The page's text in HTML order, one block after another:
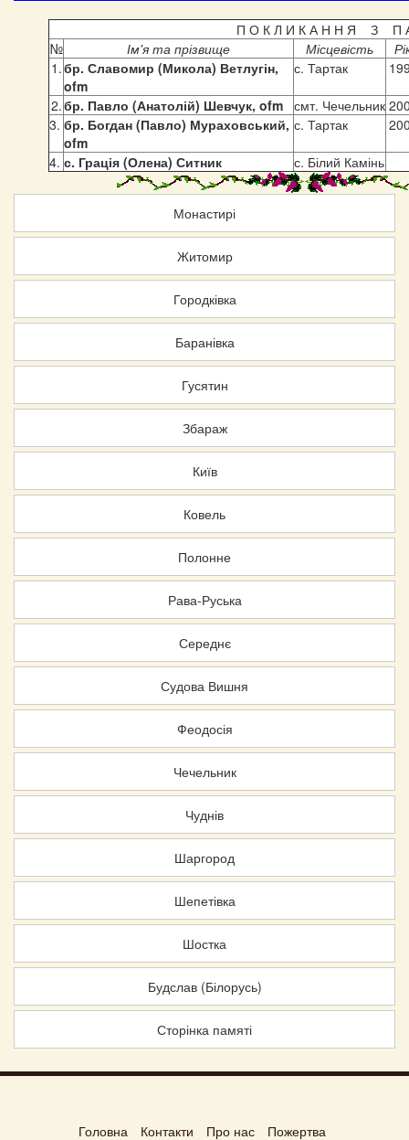
П О К Л И К А Н Н Я З П А
№
Ім'я та прізвище Місцевість
1.бр. Славомир (Микола) Ветлугін,
ofm
с. Тартак
2.бр. Павло (Анатолій) Шевчук, ofm смт. Чечельник
3. бр. Богдан (Павло) Мураховський,
ofm
с. Тартак
4. с. Грація (Олена) Ситник с. Білий Камінь
Монастирі
Житомир
Городківка
Баранівка
Гусятин
Збараж
Київ
Ковель
Полонне
Рава-Руська
Середнє
Судова Вишня
Феодосія
Чечельник
Чуднів
Шаргород
Шепетівка
Шостка
Будслав (Білорусь)
Сторінка памяті
Головна Контакти Про нас Пожертва